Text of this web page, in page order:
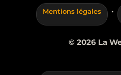
Mentions légales ·
© 2026 La